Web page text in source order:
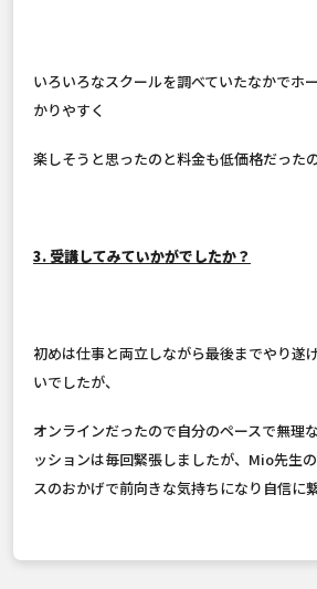
いろいろなスクールを調べていたなかでホ
かりやすく
楽しそうと思ったのと料金も低価格だった
3. 受講してみていかがでしたか？
初めは仕事と両立しながら最後までやり遂
いでしたが、
オンラインだったので自分のペースで無理
ッションは毎回緊張しましたが、Mio先生
スのおかげで前向きな気持ちになり自信に